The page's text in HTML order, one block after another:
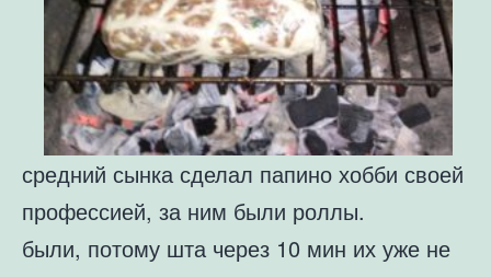
средний сынка сделал папино хобби своей
профессией, за ним были роллы.
были, потому шта через 10 мин их уже не